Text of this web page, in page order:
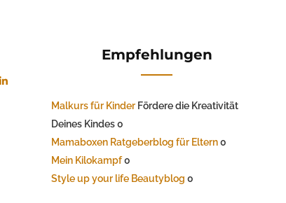
Empfehlungen
Malkurs für Kinder Fördere die Kreativität
Deines Kindes 0
Mamaboxen Ratgeberblog für Eltern0
Mein Kilokampf0
Style up your life Beautyblog 0